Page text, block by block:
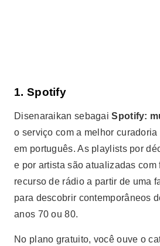
1. Spotify
Disenaraikan sebagaiSpotify:
o serviço com a melhor
em português. As playlists por
e por artista são atualizadas com
recurso de rádio a partir de uma
para descobrir contemporâneos
anos 70 ou 80.
No plano gratuito, você ouve o